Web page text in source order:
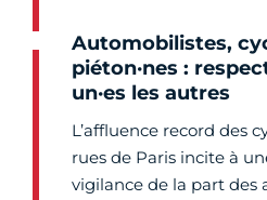
Automobilistes,
piéton·nes :
un·es les autres
L’affluence record des
rues de Paris incite à
vigilance de la part des